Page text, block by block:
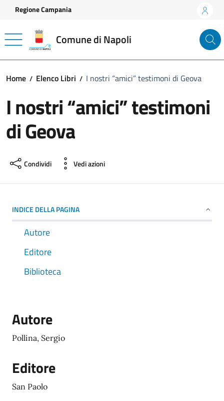
Vai ai contenuti
Vai al footer
Regione Campania
Comune di Napoli
Home Elenco Libri I nostri “amici” testimoni di Geova
I nostri “amici” testimoni
di Geova
Condividi Vedi azioni
INDICE DELLA PAGINA
Autore
Editore
Biblioteca
Autore
Pollina, Sergio
Editore
San Paolo